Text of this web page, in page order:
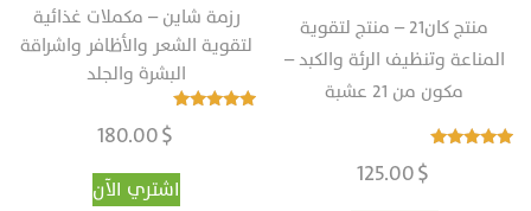
منتج كان21 – منتج لتقوية
المناعة وتنظيف الرئة والكبد –
مكون من 21 عشبة
125.00$
رزمة شاين – مكملات غذائية
لتقوية الشعر والأظافر واشراقة
البشرة والجلد
180.00$
اشتري الآن